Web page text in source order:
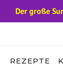
REZEPTE
Der große